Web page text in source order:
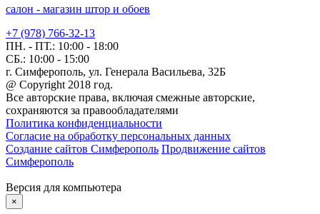
салон - магазин штор и обоев
+7 (978) 766-32-13
ПН. - ПТ.: 10:00 - 18:00
СБ.: 10:00 - 15:00
г. Симферополь, ул. Генерала Васильева, 32Б
@ Copyright 2018 год.
Все авторские права, включая смежные авторские,
сохраняются за правообладателями
Политика конфиденциальности
Согласие на обработку персональных данных
Создание сайтов Симферополь Продвижение сайтов
Симферополь
Версия для компьютера
×